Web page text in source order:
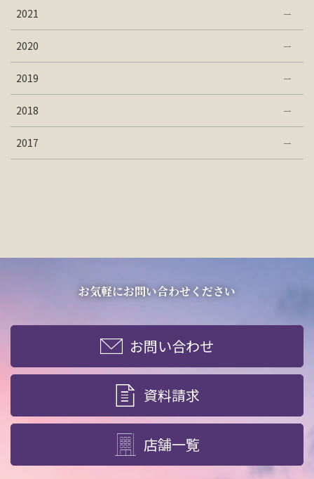
2021
2020
2019
2018
2017
お気軽にお問い合わせください
お問い合わせ
資料請求
店舗一覧